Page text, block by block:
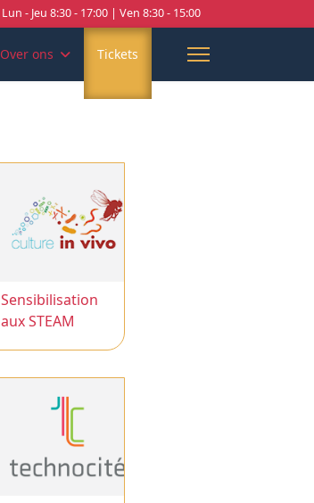
Lun - Jeu 8:30 - 17:00 | Ven 8:30 - 15:00
Over ons Tickets
Sensibilisation
aux STEAM